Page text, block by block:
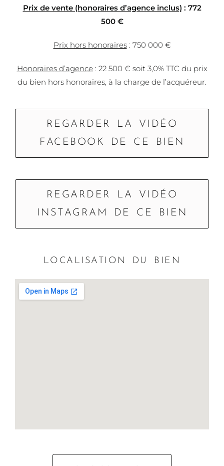
Prix de vente (honoraires d’agence inclus) : 772
500 €
Prix hors honoraires: 750 000 €
Honoraires d’agence: 22 500 € soit 3,0% TTC du prix
du bien hors honoraires, à la charge de l’acquéreur.
REGARDER LA VIDÉO
FACEBOOK DE CE BIEN
REGARDER LA VIDÉO
INSTAGRAM DE CE BIEN
LOCALISATION DU BIEN